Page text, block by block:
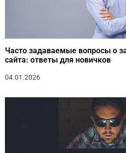
Часто задаваемые вопросы о
сайта: ответы для новичков
04.01.2026